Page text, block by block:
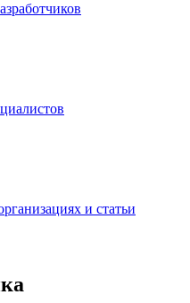
и статьи